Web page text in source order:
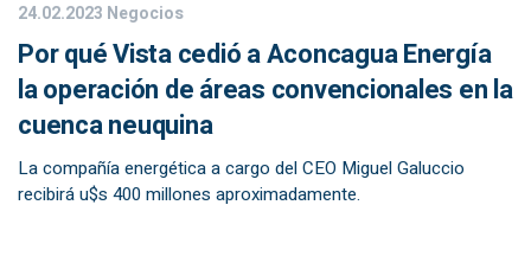
24.02.2023 Negocios
Por qué Vista cedió a Aconcagua Energía
la operación de áreas convencionales en la
cuenca neuquina
La compañía energética a cargo del CEO Miguel Galuccio
recibirá u$s 400 millones aproximadamente.